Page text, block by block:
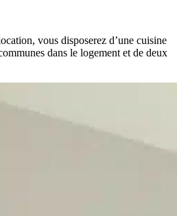
vous disposerez d’une cuisine
dans le logement et de deux